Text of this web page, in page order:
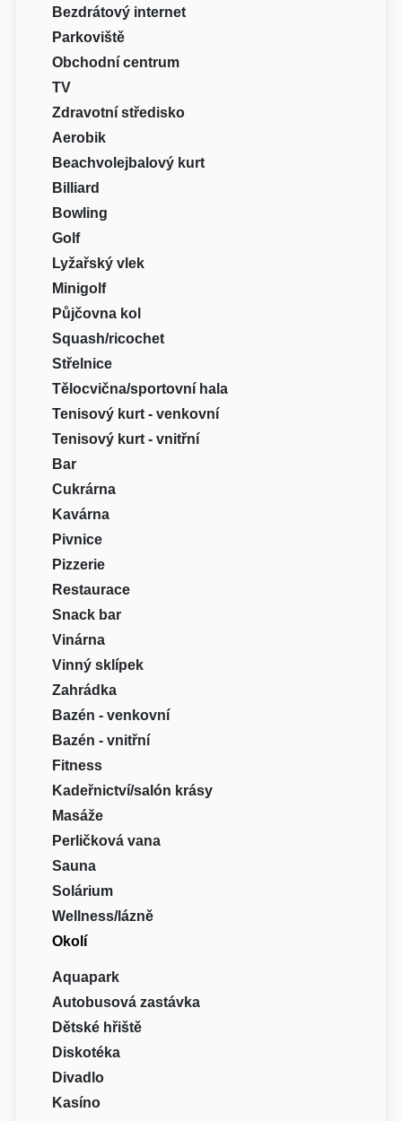
Bezdrátový internet
Parkoviště
Obchodní centrum
TV
Zdravotní středisko
Aerobik
Beachvolejbalový kurt
Billiard
Bowling
Golf
Lyžařský vlek
Minigolf
Půjčovna kol
Squash/ricochet
Střelnice
Tělocvična/sportovní hala
Tenisový kurt - venkovní
Tenisový kurt - vnitřní
Bar
Cukrárna
Kavárna
Pivnice
Pizzerie
Restaurace
Snack bar
Vinárna
Vinný sklípek
Zahrádka
Bazén - venkovní
Bazén - vnitřní
Fitness
Kadeřnictví/salón krásy
Masáže
Perličková vana
Sauna
Solárium
Wellness/lázně
Okolí
Aquapark
Autobusová zastávka
Dětské hřiště
Diskotéka
Divadlo
Kasíno